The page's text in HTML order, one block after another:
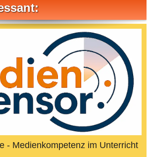
- Medienkompetenz im Unterricht